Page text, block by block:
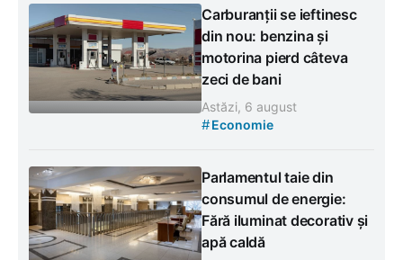
Carburanții se ieftinesc
din nou: benzina și
motorina pierd câteva
zeci de bani
Astăzi, 6 august
#Economie
Parlamentul taie din
consumul de energie:
Fără iluminat decorativ și
apă caldă